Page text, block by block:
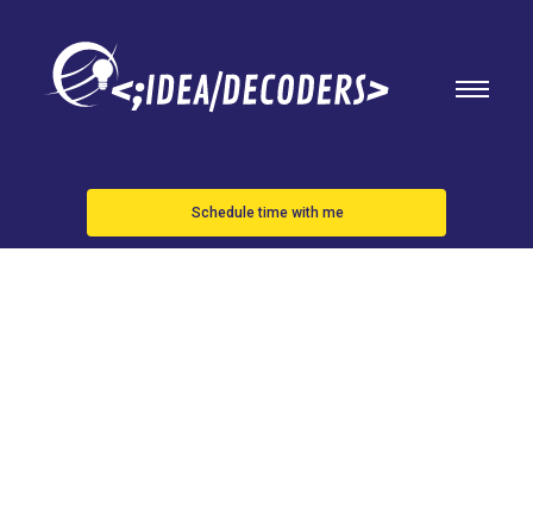
Schedule time with me
Estas son las